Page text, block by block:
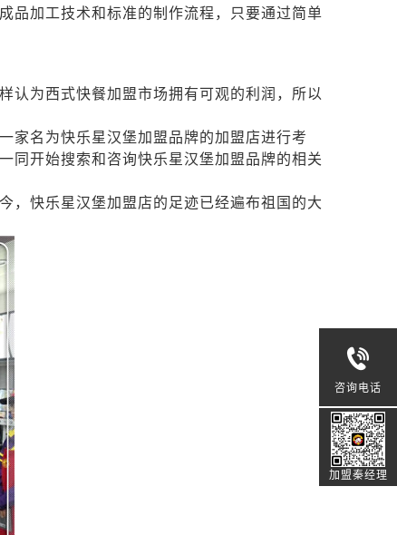
品加工技术和标准的制作流程，只要通过简单
认为西式快餐加盟市场拥有可观的利润，所以
家名为快乐星汉堡加盟品牌的加盟店进行考
同开始搜索和咨询快乐星汉堡加盟品牌的相关
，快乐星汉堡加盟店的足迹已经遍布祖国的大
咨询电话
加盟秦经理